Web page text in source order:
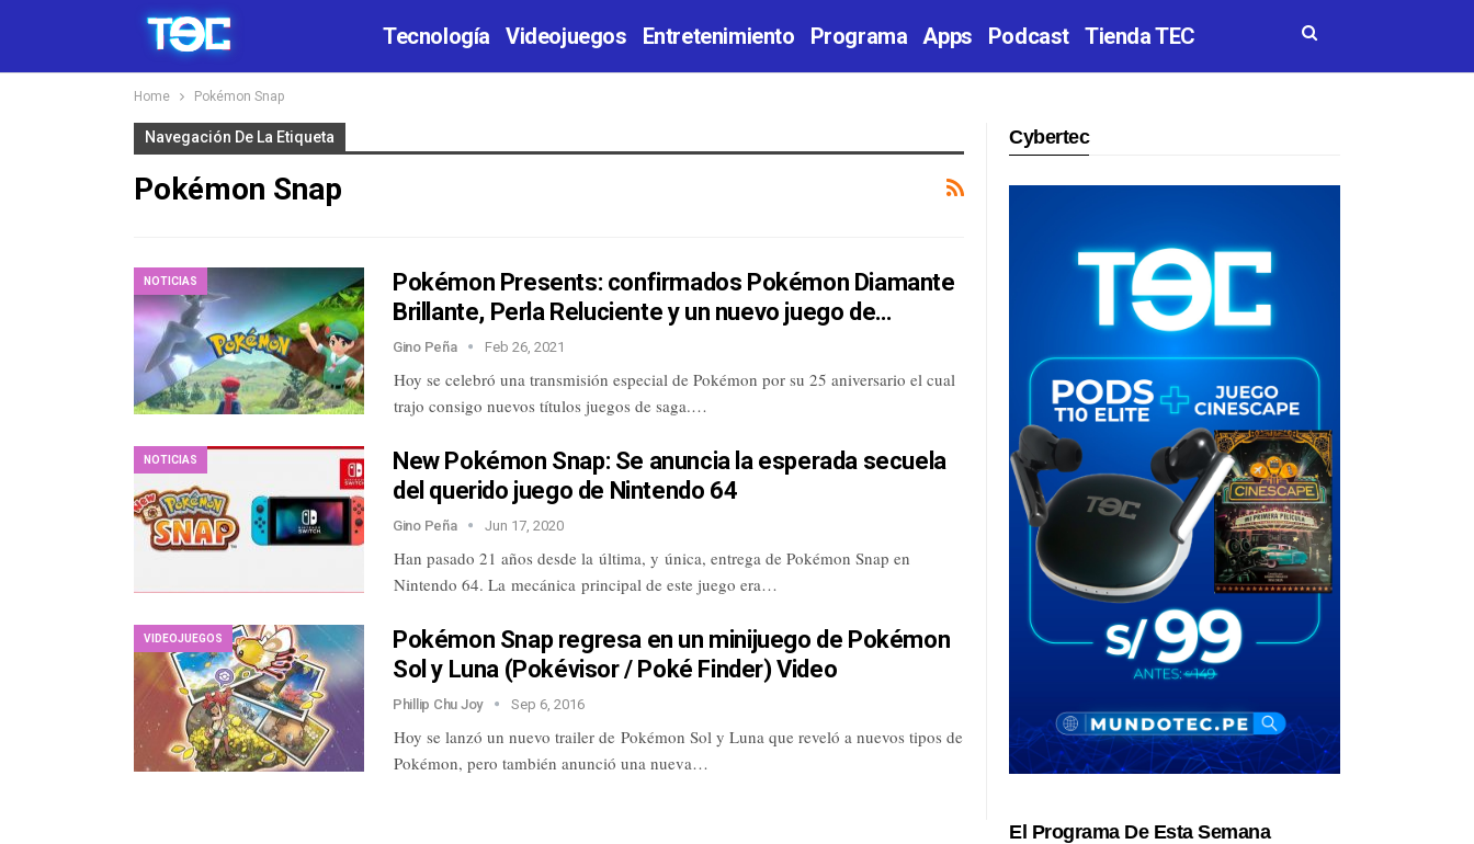
Tecnología Videojuegos Entretenimiento Programa Apps Podcast Tienda TEC
Home Pokémon Snap
Navegación De La Etiqueta
Pokémon Snap
NOTICIAS
Pokémon Presents: confirmados Pokémon Diamante
Brillante, Perla Reluciente y un nuevo juego de…
Gino Peña Feb 26, 2021
Hoy se celebró una transmisión especial de Pokémon por su 25 aniversario el cual
trajo consigo nuevos títulos juegos de saga.…
NOTICIAS
New Pokémon Snap: Se anuncia la esperada secuela
del querido juego de Nintendo 64
Gino Peña Jun 17, 2020
Han pasado 21 años desde la última, y única, entrega de Pokémon Snap en
Nintendo 64. La mecánica principal de este juego era…
VIDEOJUEGOS
Pokémon Snap regresa en un minijuego de Pokémon
Sol y Luna (Pokévisor / Poké Finder) Video
Phillip Chu Joy Sep 6, 2016
Hoy se lanzó un nuevo trailer de Pokémon Sol y Luna que reveló a nuevos tipos de
Pokémon, pero también anunció una nueva…
Cybertec
El Programa De Esta Semana